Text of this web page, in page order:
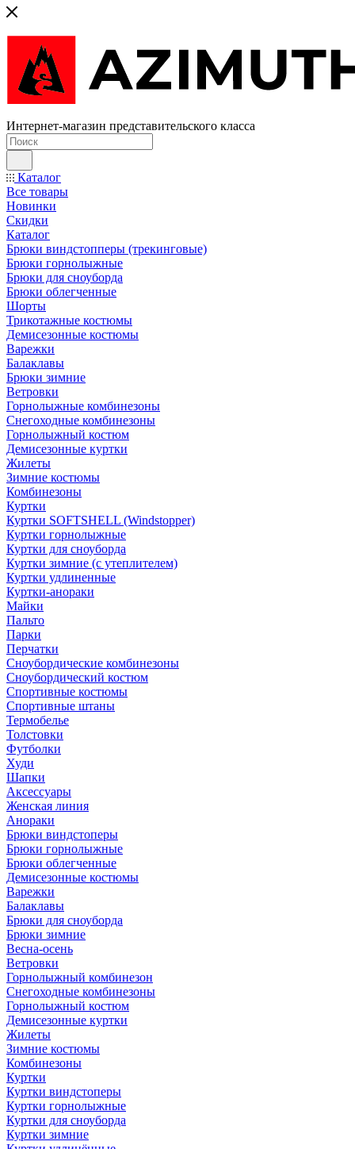
Интернет-магазин представительского класса
Каталог
Все товары
Новинки
Скидки
Каталог
Брюки виндстопперы (трекинговые)
Брюки горнолыжные
Брюки для сноуборда
Брюки облегченные
Шорты
Трикотажные костюмы
Демисезонные костюмы
Варежки
Балаклавы
Брюки зимние
Ветровки
Горнолыжные комбинезоны
Снегоходные комбинезоны
Горнолыжный костюм
Демисезонные куртки
Жилеты
Зимние костюмы
Комбинезоны
Куртки
Куртки SOFTSHELL (Windstopper)
Куртки горнолыжные
Куртки для сноуборда
Куртки зимние (с утеплителем)
Куртки удлиненные
Куртки-анораки
Майки
Пальто
Парки
Перчатки
Сноубордические комбинезоны
Сноубордический костюм
Спортивные костюмы
Спортивные штаны
Термобелье
Толстовки
Футболки
Худи
Шапки
Аксессуары
Женская линия
Анораки
Брюки виндстоперы
Брюки горнолыжные
Брюки облегченные
Демисезонные костюмы
Варежки
Балаклавы
Брюки для сноуборда
Брюки зимние
Весна-осень
Ветровки
Горнолыжный комбинезон
Снегоходные комбинезоны
Горнолыжный костюм
Демисезонные куртки
Жилеты
Зимние костюмы
Комбинезоны
Куртки
Куртки виндстоперы
Куртки горнолыжные
Куртки для сноуборда
Куртки зимние